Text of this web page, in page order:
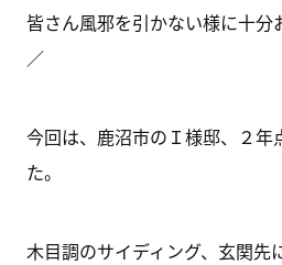
皆さん風邪を引かない様に十
／
今回は、鹿沼市のＩ様邸、２年
た。
木目調のサイディング、玄関先